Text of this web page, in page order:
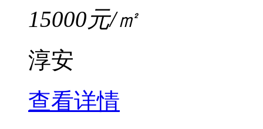
15000元/㎡
淳安
查看详情